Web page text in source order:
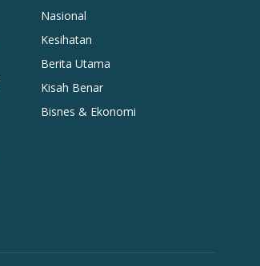
Nasional
Kesihatan
Berita Utama
Kisah Benar
Bisnes & Ekonomi